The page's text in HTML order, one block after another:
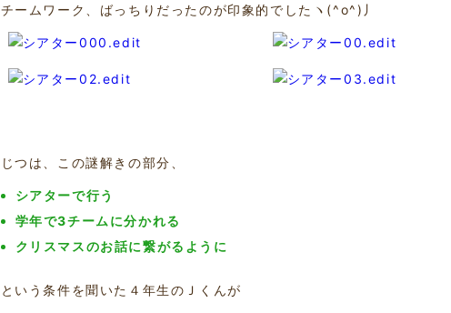
チームワーク、ばっちりだったのが印象的でしたヽ(^o^)丿
じつは、この謎解きの部分、
シアターで行う
学年で3チームに分かれる
クリスマスのお話に繋がるように
という条件を聞いた４年生のＪくんが